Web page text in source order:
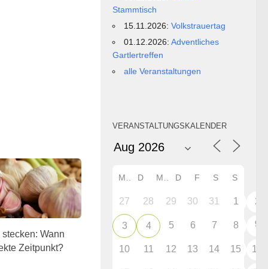
Wann
Zeitpunkt?
Stammtisch
15.11.2026:Volkstrauertag
01.12.2026:Adventliches
Gartlertreffen
alle Veranstaltungen
VERANSTALTUNGSKALENDER
D D F S S
27 28 29 30 31 1 2
3 4 5 6 7 8 9
10 11 12 13 14 15 16